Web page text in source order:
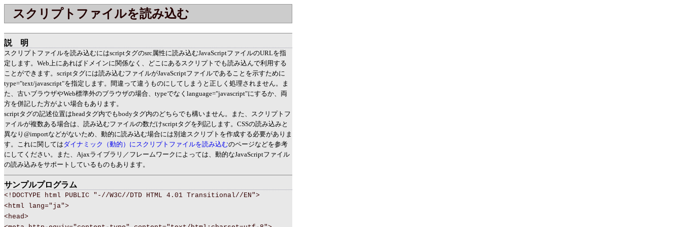
スクリプトファイルを読み込む
説明
スクリプトファイルを読み込むにはscriptタグのsrc属性に読み込むJavaScriptファイルのURLを指
定します。Web上にあればドメインに関係なく、どこにあるスクリプトでも読み込んで利用する
ことができます。scriptタグには読み込むファイルがJavaScriptファイルであることを示すために
type="text/javascript"を指定します。間違って違うものにしてしまうと正しく処理されません。ま
た、古いブラウザやWeb標準外のブラウザの場合、typeでなくlanguage="javascript"にするか、両
方を併記した方がよい場合もあります。
scriptタグの記述位置はheadタグ内でもbodyタグ内のどちらでも構いません。また、スクリプトフ
ァイルが複数ある場合は、読み込むファイルの数だけscriptタグを列記します。CSSの読み込みと
異なり@importなどがないため、動的に読み込む場合には別途スクリプトを作成する必要がありま
す。これに関してはダイナミック（動的）にスクリプトファイルを読み込むのページなどを参考
にしてください。また、Ajaxライブラリ／フレームワークによっては、動的なJavaScriptファイル
の読み込みをサポートしているものもあります。
サンプルプログラム
<!DOCTYPE html PUBLIC "-//W3C//DTD HTML 4.01 Transitional//EN">
<html lang="ja">
<head>